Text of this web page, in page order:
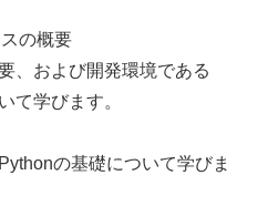
の概要
、および開発環境である
て学びます。
の基礎について学びま